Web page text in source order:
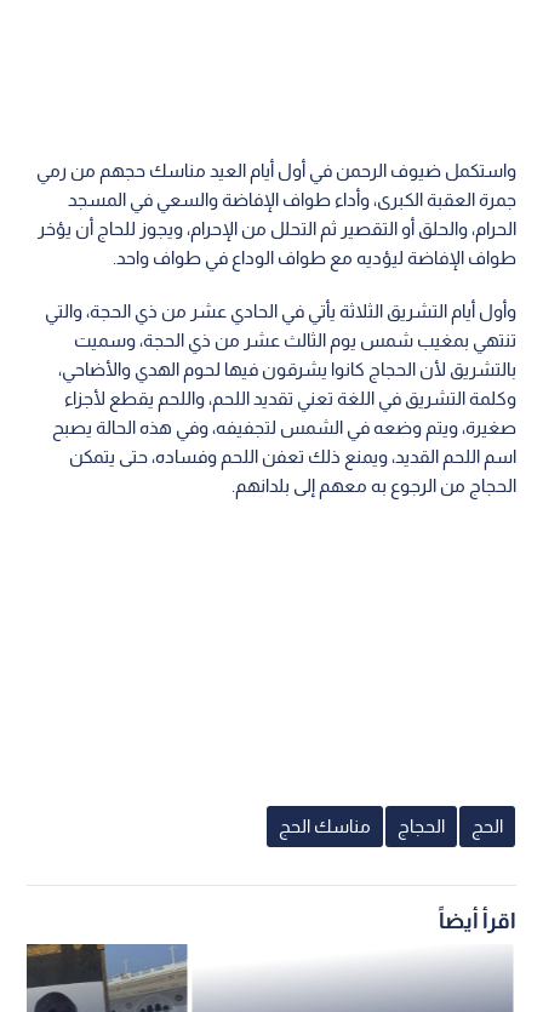
واستكمل ضيوف الرحمن في أول أيام العيد مناسك حجهم من رمي
جمرة العقبة الكبرى، وأداء طواف الإفاضة والسعي في المسجد
الحرام، والحلق أو التقصير ثم التحلل من الإحرام، ويجوز للحاج أن يؤخر
طواف الإفاضة ليؤديه مع طواف الوداع في طواف واحد.
وأول أيام التشريق الثلاثة يأتي في الحادي عشر من ذي الحجة، والتي
تنتهي بمغيب شمس يوم الثالث عشر من ذي الحجة، وسميت
بالتشريق لأن الحجاج كانوا يشرقون فيها لحوم الهدي والأضاحي،
وكلمة التشريق في اللغة تعني تقديد اللحم، واللحم يقطع لأجزاء
صغيرة، ويتم وضعه في الشمس لتجفيفه، وفي هذه الحالة يصبح
اسم اللحم القديد، ويمنع ذلك تعفن اللحم وفساده، حتى يتمكن
الحجاج من الرجوع به معهم إلى بلدانهم.
الحج الحجاج مناسك الحج
اقرأ أيضاً